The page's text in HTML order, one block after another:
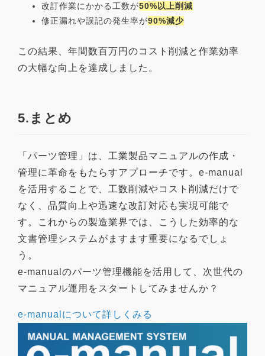
改訂作業にかかる工数が50%以上削減
修正漏れや誤記の発生率が90%減少
この結果、年間数百万円のコスト削減と作業効率
の大幅な向上を達成しました。
5.まとめ
「パーツ管理」は、工業製品マニュアルの作成・
管理に革命をもたらすアプローチです。e-manual
を活用することで、工数削減やコスト削減だけで
なく、品質向上や迅速な改訂対応も実現可能で
す。これからの製造業界では、こうした効率的な
文書管理システムがますます重要になるでしょ
う。
e-manualのパーツ管理機能を活用して、次世代の
マニュアル運用をスタートしてみませんか？
e-manualについて詳しくみる